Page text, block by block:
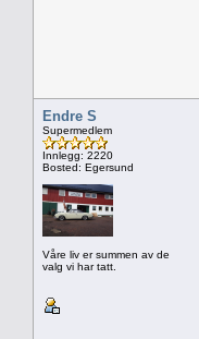
Endre S
Supermedlem
Innlegg: 2220
Bosted: Egersund
Våre liv er summen av de
valg vi har tatt.